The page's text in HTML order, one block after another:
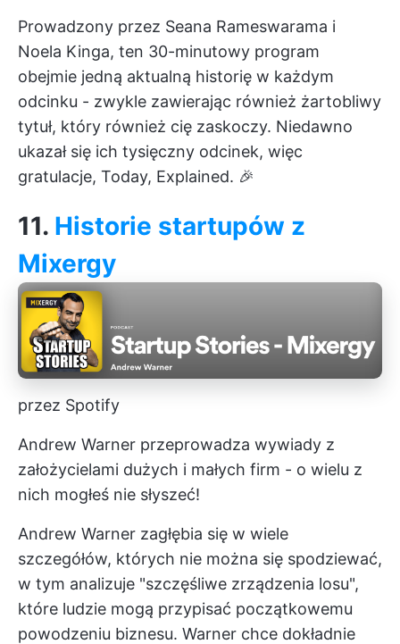
Prowadzony przez Seana Rameswarama i
Noela Kinga, ten 30-minutowy program
obejmie jedną aktualną historię w każdym
odcinku - zwykle zawierając również żartobliwy
tytuł, który również cię zaskoczy. Niedawno
ukazał się ich tysięczny odcinek, więc
gratulacje, Today, Explained. 🎉
11. Historie startupów z
Mixergy
przez Spotify
Andrew Warner przeprowadza wywiady z
założycielami dużych i małych firm - o wielu z
nich mogłeś nie słyszeć!
Andrew Warner zagłębia się w wiele
szczegółów, których nie można się spodziewać,
w tym analizuje "szczęśliwe zrządzenia losu",
które ludzie mogą przypisać początkowemu
powodzeniu biznesu. Warner chce dokładnie